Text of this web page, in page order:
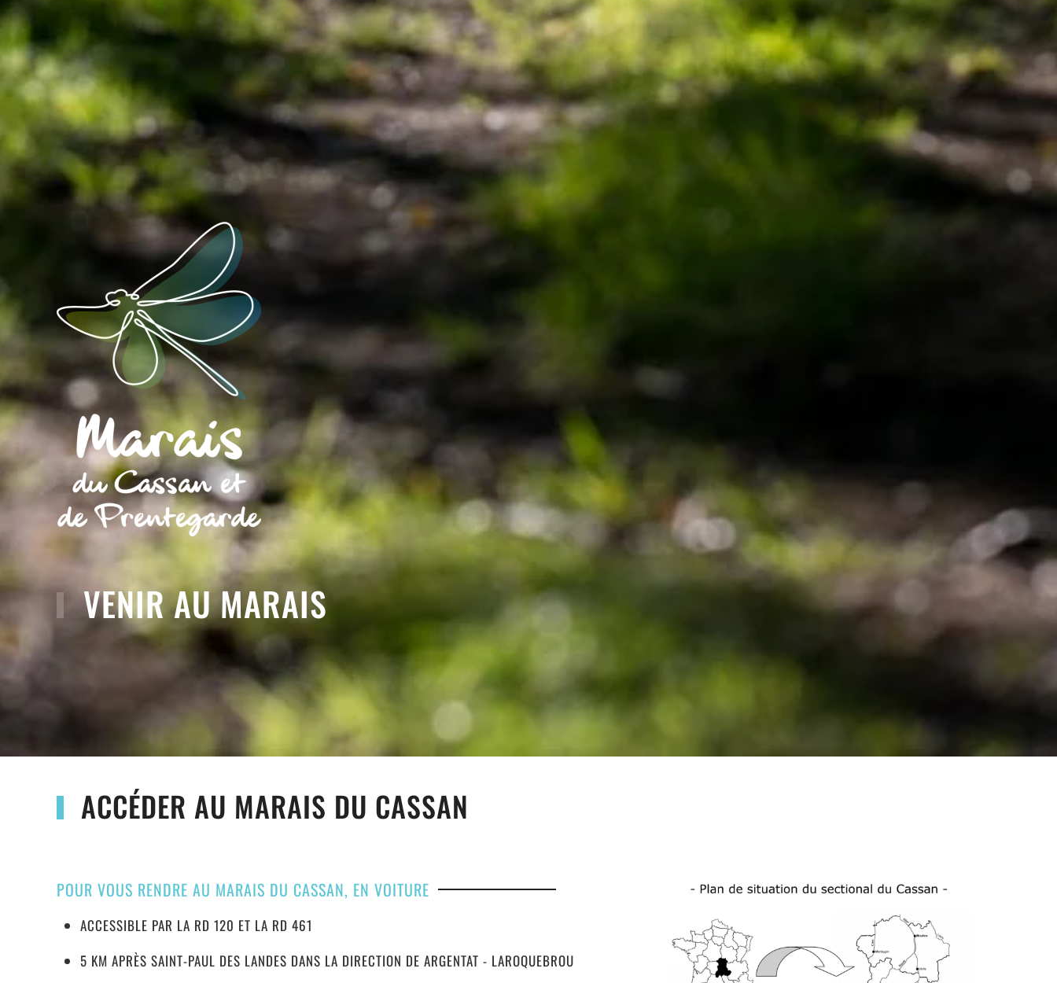
VENIR AU MARAIS
ACCÉDER AU MARAIS DU CASSAN
POUR VOUS RENDRE AU MARAIS DU CASSAN, EN VOITURE
ACCESSIBLE PAR LA RD 120 ET LA RD 461
5 KM APRÈS SAINT-PAUL DES LANDES DANS LA DIRECTION DE ARGENTAT - LAROQUEBROU